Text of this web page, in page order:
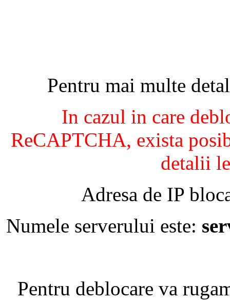
Pentru mai multe
In cazul in care
ReCAPTCHA, exista
detalii
Adresa de IP
Numele serverului este:
Pentru deblocare va